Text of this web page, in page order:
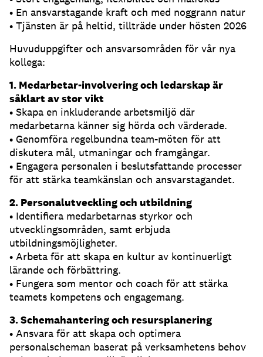
• En ansvarstagande kraft och med noggrann natur
• Tjänsten är på heltid, tillträde under hösten 2026
Huvuduppgifter och ansvarsområden för vår nya
kollega:
1. Medarbetar-involvering och ledarskap är
såklart av stor vikt
• Skapa en inkluderande arbetsmiljö där
medarbetarna känner sig hörda och värderade.
• Genomföra regelbundna team-möten för att
diskutera mål, utmaningar och framgångar.
• Engagera personalen i beslutsfattande processer
för att stärka teamkänslan och ansvarstagandet.
2. Personalutveckling och utbildning
• Identifiera medarbetarnas styrkor och
utvecklingsområden, samt erbjuda
utbildningsmöjligheter.
• Arbeta för att skapa en kultur av kontinuerligt
lärande och förbättring.
• Fungera som mentor och coach för att stärka
teamets kompetens och engagemang.
3. Schemahantering och resursplanering
• Ansvara för att skapa och optimera
personalscheman baserat på verksamhetens behov